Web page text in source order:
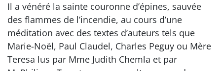
Il a vénéré la sainte couronne d’épines, sauvée
des flammes de l’incendie, au cours d’une
méditation avec des textes d’auteurs tels que
Marie-Noël, Paul Claudel, Charles Peguy ou Mère
Teresa lus par Mme Judith Chemla et par